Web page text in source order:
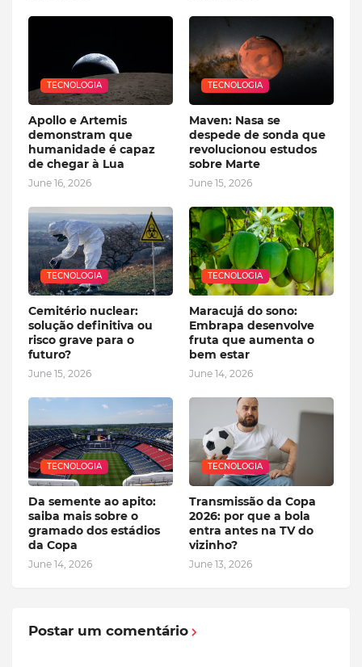
TECNOLOGIA
Apollo e Artemis
demonstram que
humanidade é capaz
de chegar à Lua
June 16, 2026
TECNOLOGIA
Maven: Nasa se
despede de sonda que
revolucionou estudos
sobre Marte
June 15, 2026
TECNOLOGIA
Cemitério nuclear:
solução definitiva ou
risco grave para o
futuro?
June 15, 2026
TECNOLOGIA
Maracujá do sono:
Embrapa desenvolve
fruta que aumenta o
bem estar
June 14, 2026
TECNOLOGIA
Da semente ao apito:
saiba mais sobre o
gramado dos estádios
da Copa
June 14, 2026
TECNOLOGIA
Transmissão da Copa
2026: por que a bola
entra antes na TV do
vizinho?
June 13, 2026
Postar um comentário